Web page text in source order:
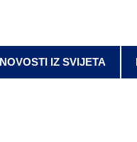
NOVOSTI IZ SVIJETA